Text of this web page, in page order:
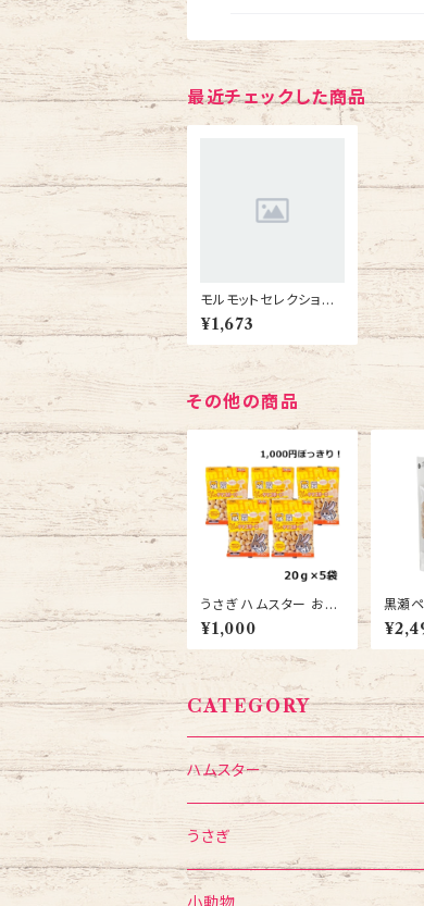
最近チェックした商品
モルモットセレクション
700g モルモットフード
えさ 餌
¥1,673
その他の商品
うさぎ ハムスター おや
つ スドー ちょびっと タ
マゴボーロ 20ｇ 5袋
送料無料
¥1,000
黒瀬
ョップ
ia）
L
CATEGORY
ハムスター
フード・おやつ
食器・給水ボトル
うさぎ
フード・おやつ